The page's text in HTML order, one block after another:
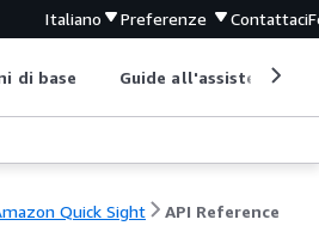
Italiano Preferenze Contattaci
di base Guide all'assistenza
Quick Sight API Reference